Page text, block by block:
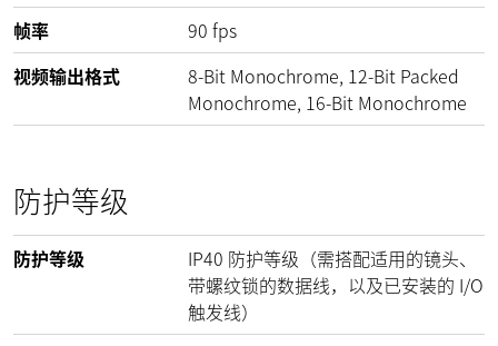
帧率
90 fps
视频输出格式
8-Bit Monochrome, 12-Bit Packed
Monochrome, 16-Bit Monochrome
防护等级
防护等级
IP40 防护等级（需搭配适用的镜头、
带螺纹锁的数据线，以及已安装的 I/O
触发线）